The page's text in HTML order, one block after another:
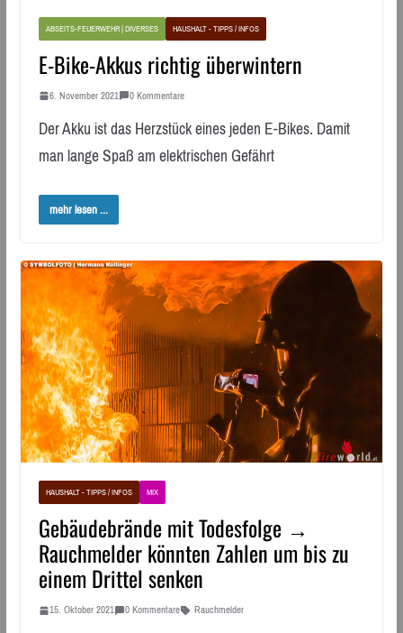
ABSEITS-FEUERWEHR | DIVERSES HAUSHALT - TIPPS / INFOS
E-Bike-Akkus richtig überwintern
6. November 2021 0 Kommentare
Der Akku ist das Herzstück eines jeden E-Bikes. Damit
man lange Spaß am elektrischen Gefährt
mehr lesen ...
HAUSHALT - TIPPS / INFOS MIX
Gebäudebrände mit Todesfolge →
Rauchmelder könnten Zahlen um bis zu
einem Drittel senken
15. Oktober 2021 0 Kommentare Rauchmelder